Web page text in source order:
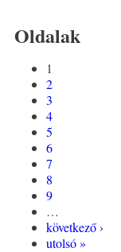
Oldalak
1
2
3
4
5
6
7
8
9
…
következő ›
utolsó »